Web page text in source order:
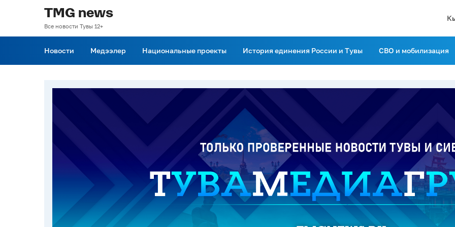
TMG news
Все новости Тувы 12+
Новости Медээлер Национальные проекты История единения России и Тувы СВО и мобилизация